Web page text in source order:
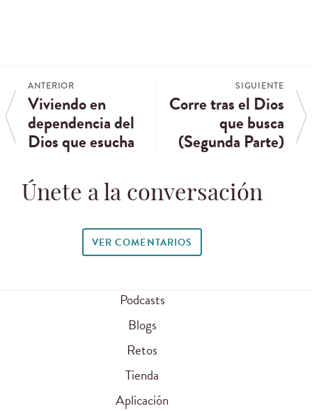
ANTERIOR
Viviendo en
dependencia del
Dios que esucha
SIGUIENTE
Corre tras el Dios
que busca
(Segunda Parte)
Únete a la conversación
VER COMENTARIOS
Podcasts
Blogs
Retos
Tienda
Aplicación